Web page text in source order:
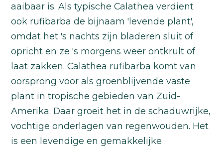
aaibaar is. Als typische Calathea verdient
ook rufibarba de bijnaam 'levende plant',
omdat het 's nachts zijn bladeren sluit of
opricht en ze 's morgens weer ontkrult of
laat zakken. Calathea rufibarba komt van
oorsprong voor als groenblijvende vaste
plant in tropische gebieden van Zuid-
Amerika. Daar groeit het in de schaduwrijke,
vochtige onderlagen van regenwouden. Het
is een levendige en gemakkelijke